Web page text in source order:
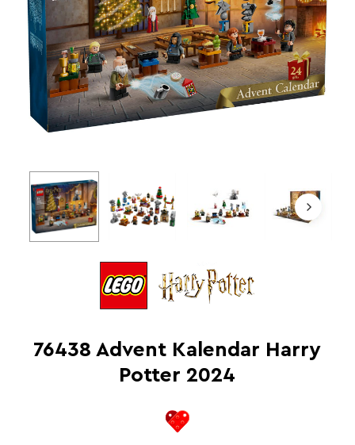
76438 Advent Kalendar Harry
Potter 2024